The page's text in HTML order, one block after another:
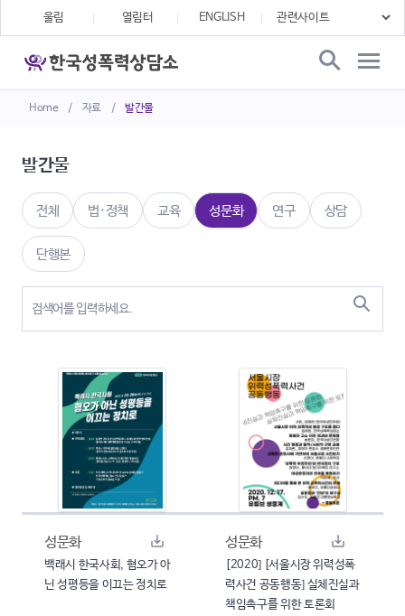
Home / 자료 / 발간물
울림 열림터 ENGLISH
발간물
전체 법·정책 교육 성문화 연구 상담
단행본
성문화
백래시 한국사회, 혐오가 아
닌 성평등을 이끄는 정치로
성문화
[2020] [서울시장 위력성폭
력사건 공동행동] 실체진실과
책임촉구를 위한 토론회